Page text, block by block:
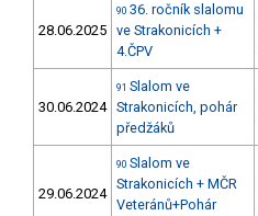
28.06.2025
90 36. ročník slalomu
ve Strakonicích +
4.ČPV
30.06.2024
91 Slalom ve
Strakonicích, pohár
předžáků
29.06.2024
90 Slalom ve
Strakonicích + MČR
Veteránů+Pohár